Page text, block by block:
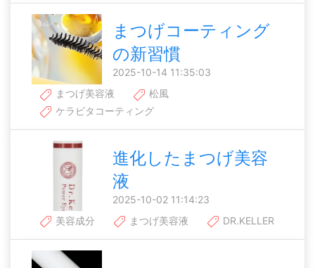
まつげコーティング
の新習慣
2025-10-14 11:35:03
まつげ美容液
松風
ケラビタコーティング
進化したまつげ美容
液
2025-10-02 11:14:23
美容成分
まつげ美容液 DR.KELLER